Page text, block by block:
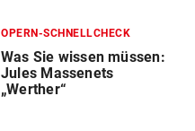
OPERN-SCHNELLCHECK
Was Sie wissen müssen:
Jules Massenets
„Werther“